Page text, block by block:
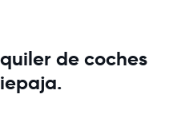
de coches